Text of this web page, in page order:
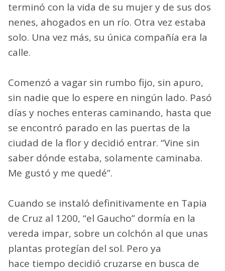
terminó con la vida de su mujer y de sus dos
nenes, ahogados en un río. Otra vez estaba
solo. Una vez más, su única compañía era la
calle.
Comenzó a vagar sin rumbo fijo, sin apuro,
sin nadie que lo espere en ningún lado. Pasó
días y noches enteras caminando, hasta que
se encontró parado en las puertas de la
ciudad de la flor y decidió entrar. “Vine sin
saber dónde estaba, solamente caminaba.
Me gustó y me quedé”.
Cuando se instaló definitivamente en Tapia
de Cruz al 1200, “el Gaucho” dormía en la
vereda impar, sobre un colchón al que unas
plantas protegían del sol. Pero ya
hace tiempo decidió cruzarse en busca de